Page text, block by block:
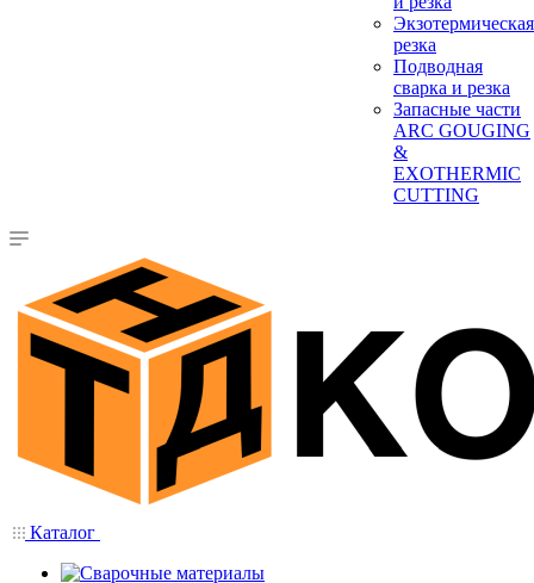
Экзотермическая
резка
Подводная
сварка и резка
Запасные части
ARC GOUGING
&
EXOTHERMIC
CUTTING
Каталог